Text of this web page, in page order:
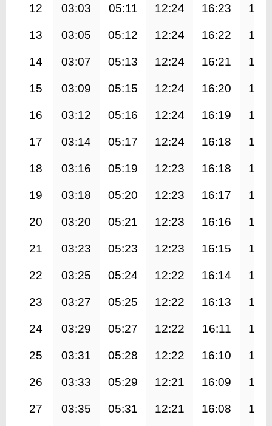
12 03:03 05:11 12:24 16:23
13 03:05 05:12 12:24 16:22
14 03:07 05:13 12:24 16:21
15 03:09 05:15 12:24 16:20
16 03:12 05:16 12:24 16:19
17 03:14 05:17 12:24 16:18
18 03:16 05:19 12:23 16:18
19 03:18 05:20 12:23 16:17
20 03:20 05:21 12:23 16:16
21 03:23 05:23 12:23 16:15
22 03:25 05:24 12:22 16:14
23 03:27 05:25 12:22 16:13
24 03:29 05:27 12:22 16:11
25 03:31 05:28 12:22 16:10
26 03:33 05:29 12:21 16:09
27 03:35 05:31 12:21 16:08